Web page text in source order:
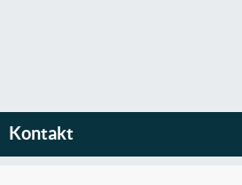
Kontakt